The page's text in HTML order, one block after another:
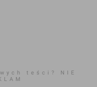
teści? NIE